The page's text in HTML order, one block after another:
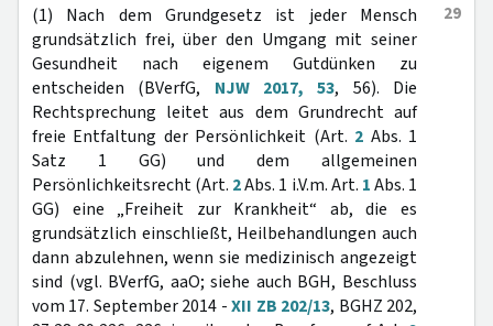
29
(1) Nach dem Grundgesetz ist jeder Mensch
grundsätzlich frei, über den Umgang mit seiner
Gesundheit nach eigenem Gutdünken zu
entscheiden (BVerfG, NJW 2017, 53, 56). Die
Rechtsprechung leitet aus dem Grundrecht auf
freie Entfaltung der Persönlichkeit (Art. 2 Abs. 1
Satz 1 GG) und dem allgemeinen
Persönlichkeitsrecht (Art. 2Abs. 1 i.V.m. Art. 1Abs. 1
GG) eine „Freiheit zur Krankheit“ ab, die es
grundsätzlich einschließt, Heilbehandlungen auch
dann abzulehnen, wenn sie medizinisch angezeigt
sind (vgl. BVerfG, aaO; siehe auch BGH, Beschluss
vom 17. September 2014 -XII ZB 202/13, BGHZ 202,